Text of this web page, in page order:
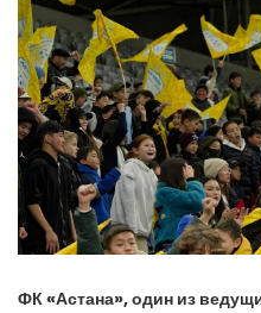
ФК «Астана», один из